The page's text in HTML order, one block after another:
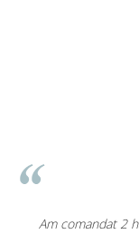
Am comandat 2